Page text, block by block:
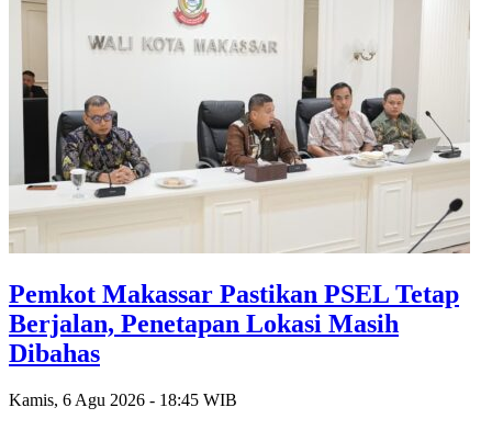
Pemkot Makassar Pastikan PSEL Tetap
Berjalan, Penetapan Lokasi Masih
Dibahas
Kamis, 6 Agu 2026 - 18:45 WIB